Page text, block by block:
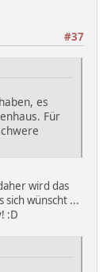
#37
es
Für
wird das
sich wünscht ...
:D